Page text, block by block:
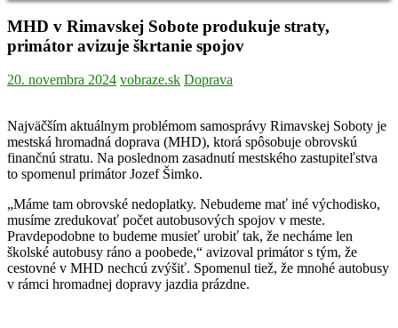
MHD v Rimavskej Sobote produkuje straty,
primátor avizuje škrtanie spojov
20. novembra 2024 vobraze.sk Doprava
Najväčším aktuálnym problémom samosprávy Rimavskej Soboty je
mestská hromadná doprava (MHD), ktorá spôsobuje obrovskú
finančnú stratu. Na poslednom zasadnutí mestského zastupiteľstva
to spomenul primátor Jozef Šimko.
„Máme tam obrovské nedoplatky. Nebudeme mať iné východisko,
musíme zredukovať počet autobusových spojov v meste.
Pravdepodobne to budeme musieť urobiť tak, že necháme len
školské autobusy ráno a poobede,“ avizoval primátor s tým, že
cestovné v MHD nechcú zvýšiť. Spomenul tiež, že mnohé autobusy
v rámci hromadnej dopravy jazdia prázdne.